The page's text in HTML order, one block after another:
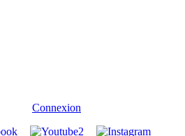
Connexion